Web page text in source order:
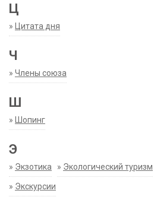
Ц
» Цитата дня
Ч
» Члены союза
Ш
» Шопинг
Э
» Экзотика » Экологический туризм
» Экскурсии